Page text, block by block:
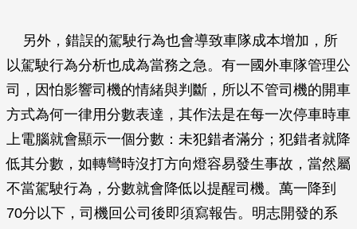
另外，錯誤的駕駛行為也會導致車隊成本增加，所
以駕駛行為分析也成為當務之急。有一國外車隊管理公
司，因怕影響司機的情緒與判斷，所以不管司機的開車
方式為何一律用分數表達，其作法是在每一次停車時車
上電腦就會顯示一個分數：未犯錯者滿分；犯錯者就降
低其分數，如轉彎時沒打方向燈容易發生事故，當然屬
不當駕駛行為，分數就會降低以提醒司機。萬一降到
70分以下，司機回公司後即須寫報告。明志開發的系